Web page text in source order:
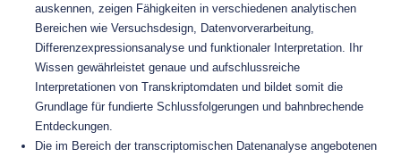
auskennen, zeigen Fähigkeiten in verschiedenen analytischen
Bereichen wie Versuchsdesign, Datenvorverarbeitung,
Differenzexpressionsanalyse und funktionaler Interpretation. Ihr
Wissen gewährleistet genaue und aufschlussreiche
Interpretationen von Transkriptomdaten und bildet somit die
Grundlage für fundierte Schlussfolgerungen und bahnbrechende
Entdeckungen.
Die im Bereich der transcriptomischen Datenanalyse angebotenen